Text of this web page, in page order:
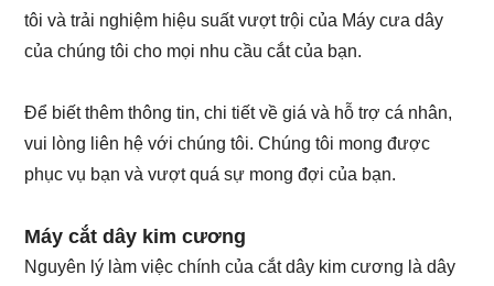
tôi và trải nghiệm hiệu suất vượt trội của Máy cưa dây
của chúng tôi cho mọi nhu cầu cắt của bạn.
Để biết thêm thông tin, chi tiết về giá và hỗ trợ cá nhân,
vui lòng liên hệ với chúng tôi. Chúng tôi mong được
phục vụ bạn và vượt quá sự mong đợi của bạn.
Máy cắt dây kim cương
Nguyên lý làm việc chính của cắt dây kim cương là dây